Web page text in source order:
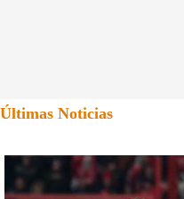
Últimas Noticias